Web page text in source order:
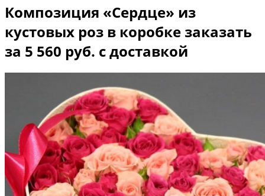
Композиция «Сердце» из
кустовых роз в коробке заказать
за 5 560 руб. с доставкой